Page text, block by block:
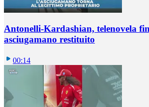
Antonelli-Kardashian, telenovela
asciugamano restituito
00:14